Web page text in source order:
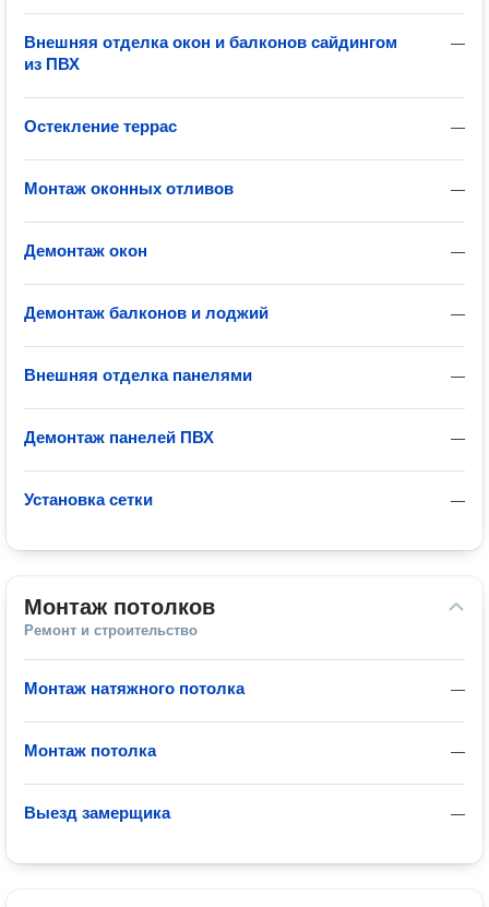
—
Внешняя отделка окон и балконов сайдингом
из ПВХ
—
Остекление террас
—
Монтаж оконных отливов
—
Демонтаж окон
—
Демонтаж балконов и лоджий
—
Внешняя отделка панелями
—
Демонтаж панелей ПВХ
—
Установка сетки
Монтаж потолков
Ремонт и строительство
—
Монтаж натяжного потолка
—
Монтаж потолка
—
Выезд замерщика